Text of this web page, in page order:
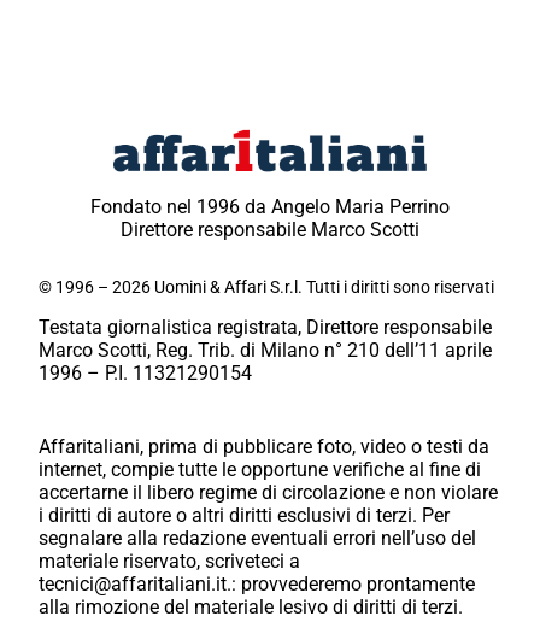
Fondato nel 1996 da Angelo Maria Perrino
Direttore responsabile Marco Scotti
© 1996 – 2026 Uomini & Affari S.r.l. Tutti i diritti sono riservati
Testata giornalistica registrata, Direttore responsabile
Marco Scotti, Reg. Trib. di Milano n° 210 dell’11 aprile
1996 – P.I. 11321290154
Affaritaliani, prima di pubblicare foto, video o testi da
internet, compie tutte le opportune verifiche al fine di
accertarne il libero regime di circolazione e non violare
i diritti di autore o altri diritti esclusivi di terzi. Per
segnalare alla redazione eventuali errori nell’uso del
materiale riservato, scriveteci a
tecnici@affaritaliani.it.: provvederemo prontamente
alla rimozione del materiale lesivo di diritti di terzi.